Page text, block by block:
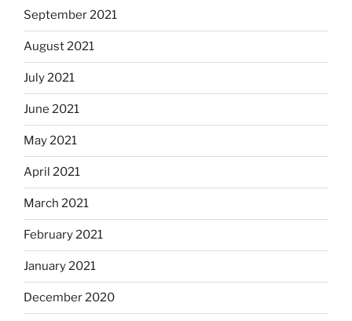
September 2021
August 2021
July 2021
June 2021
May 2021
April 2021
March 2021
February 2021
January 2021
December 2020